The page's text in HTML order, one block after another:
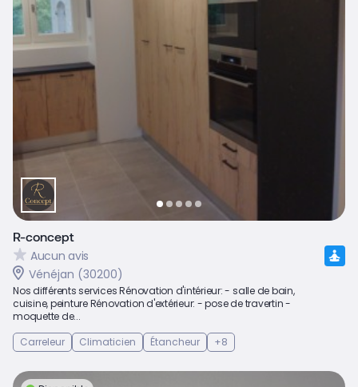
R-concept
Aucun avis
Vénéjan (30200)
Nos différents services Rénovation d'intérieur: - salle de bain,
cuisine, peinture Rénovation d'extérieur: - pose de travertin -
moquette de...
Carreleur
Climaticien Étancheur +8